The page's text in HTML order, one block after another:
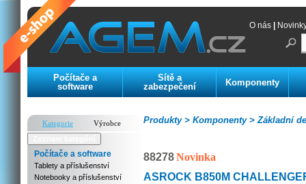
O nás
Počítače a
software
Sítě a
zabezpečení
Komponenty
Kategorie
Výrobce
Počítače a software
Tablety a příslušenství
Notebooky a příslušenství
Základní
Komponenty >
Produkty >
88278Novinka
ASROCK B850M